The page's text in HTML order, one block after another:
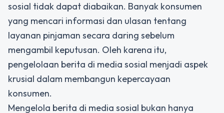
sosial tidak dapat diabaikan. Banyak konsumen
yang mencari informasi dan ulasan tentang
layanan pinjaman secara daring sebelum
mengambil keputusan. Oleh karena itu,
pengelolaan berita di media sosial menjadi aspek
krusial dalam membangun kepercayaan
konsumen.
Mengelola berita di media sosial bukan hanya